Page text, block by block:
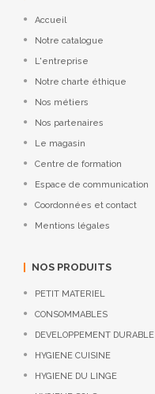
Accueil
Notre catalogue
L'entreprise
Notre charte éthique
Nos métiers
Nos partenaires
Le magasin
Centre de formation
Espace de communication
Coordonnées et contact
Mentions légales
NOS PRODUITS
PETIT MATERIEL
CONSOMMABLES
DEVELOPPEMENT DURABLE
HYGIENE CUISINE
HYGIENE DU LINGE